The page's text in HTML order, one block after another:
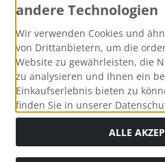
Zahlungsmethoden
Social Media
andere Technologien
Wir verwenden Cookies und
von Drittanbietern, um die
Website zu gewährleisten, die
zu analysieren und Ihnen ein
Einkaufserlebnis bieten zu
finden Sie in unserer
ALLE